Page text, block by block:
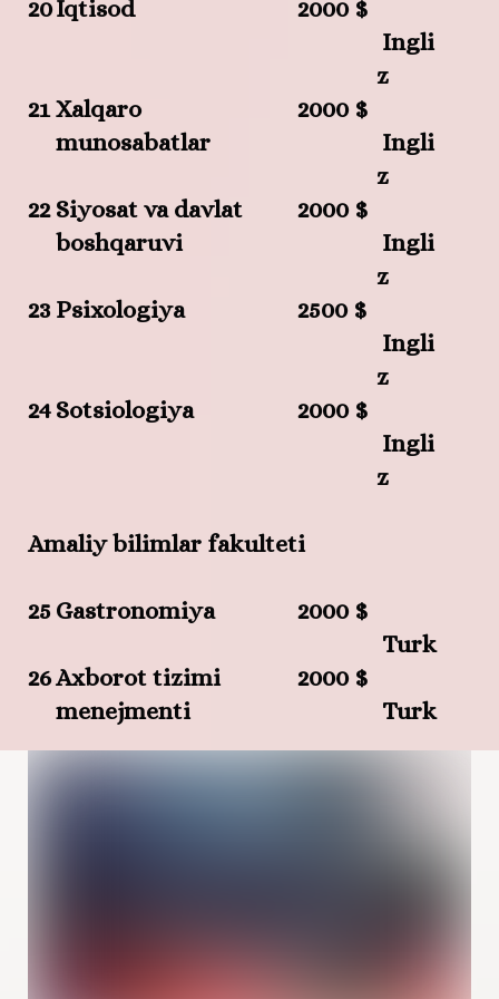
20Iqtisod
2000 $
Ingli
z
21 Xalqaro
munosabatlar
2000 $
Ingli
z
22 Siyosat va davlat
boshqaruvi
2000 $
Ingli
z
23 Psixologiya
2500 $
Ingli
z
24 Sotsiologiya
2000 $
Ingli
z
Amaliy bilimlar fakulteti
25 Gastronomiya
2000 $
Turk
26Axborot tizimi
menejmenti
2000 $
Turk